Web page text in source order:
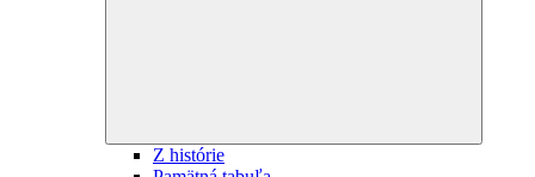
Z histórie